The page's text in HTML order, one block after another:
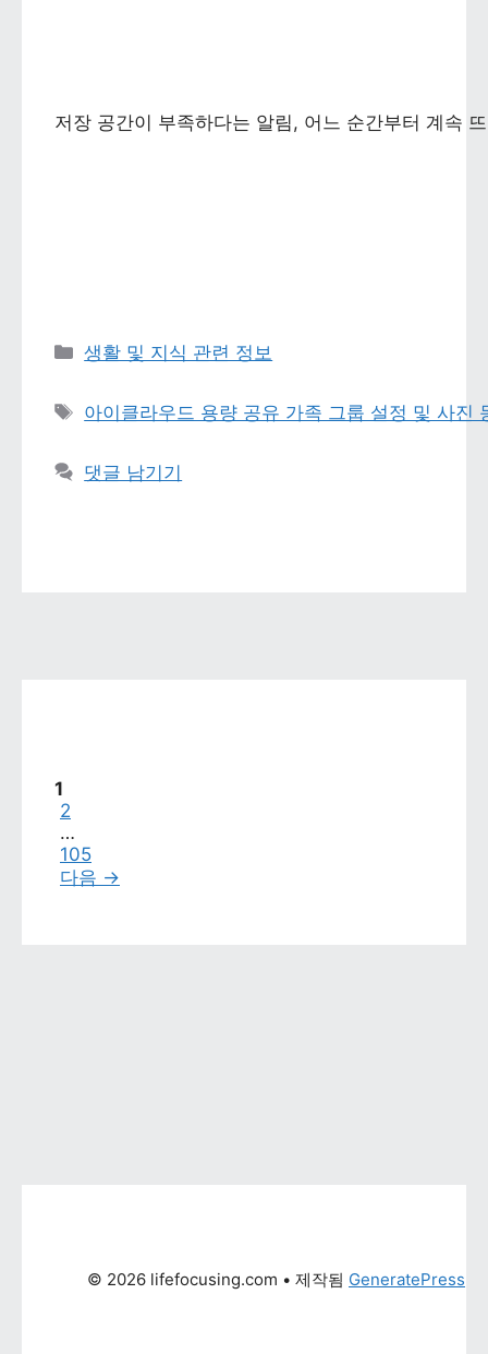
저장 공간이 부족하다는 알림, 어느 순간부터 계속
카테고리
생활 및 지식 관련 정보
태그
아이클라우드 용량 공유 가족 그룹 설정 및 사진
댓글 남기기
페이지
1
페이지
2
…
페이지
105
다음 →
© 2026 lifefocusing.com • 제작됨 GeneratePress